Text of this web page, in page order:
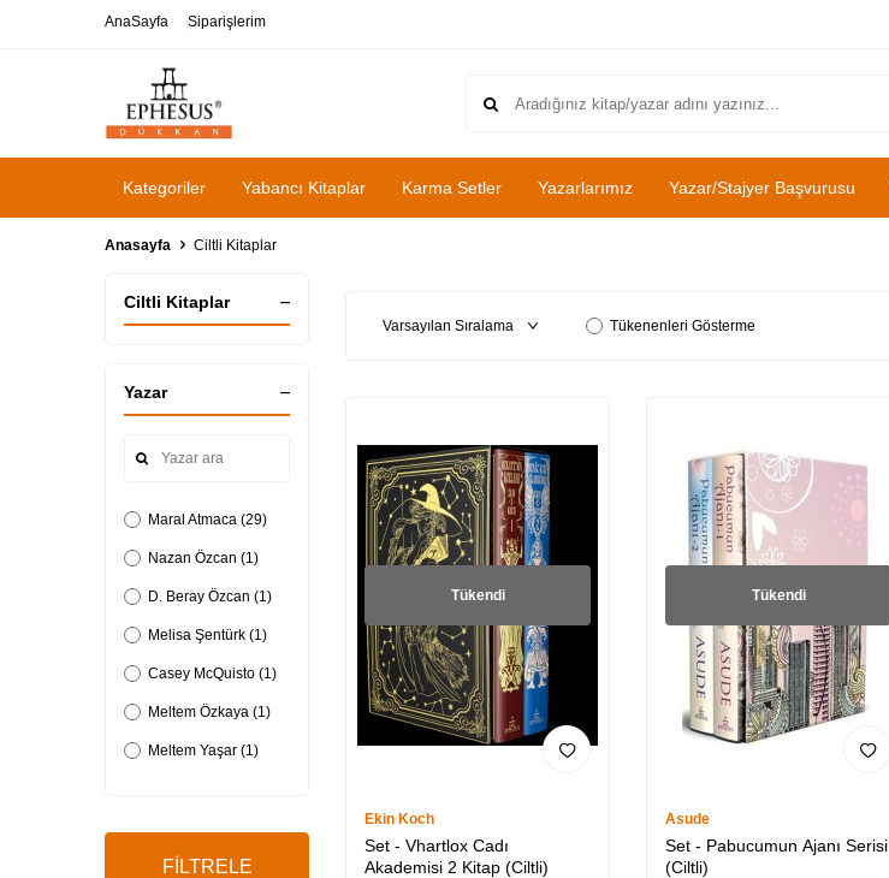
AnaSayfa Siparişlerim
Kategoriler Yabancı Kitaplar Karma Setler Yazarlarımız Yazar/Stajyer Başvurusu
Anasayfa Ciltli Kitaplar
Ciltli Kitaplar
Yazar
Maral Atmaca (29)
Nazan Özcan (1)
D. Beray Özcan (1)
Melisa Şentürk (1)
Casey McQuisto (1)
Meltem Özkaya (1)
Meltem Yaşar (1)
Greer Hendricks &
FİLTRELE
Tükenenleri Gösterme
Tükendi
Ekin Koch
Set - Vhartlox Cadı
Akademisi 2 Kitap (Ciltli)
Tükendi
Asude
Set - Pabucumun Ajanı Serisi
(Ciltli)